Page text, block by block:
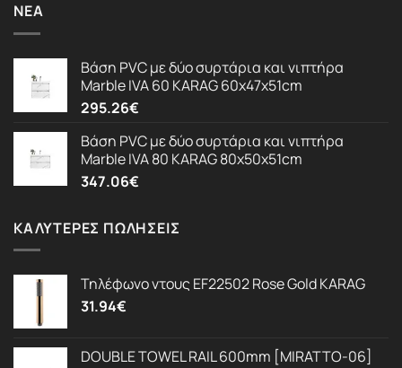
ΝΈΑ
Βάση PVC με δύο συρτάρια και νιπτήρα
Marble IVA 60 KARAG 60x47x51cm
295.26€
Βάση PVC με δύο συρτάρια και νιπτήρα
Marble IVA 80 KARAG 80x50x51cm
347.06€
ΚΑΛΎΤΕΡΕΣ ΠΩΛΉΣΕΙΣ
Τηλέφωνο ντους EF22502 Rose Gold KARAG
31.94€
DOUBLE TOWEL RAIL 600mm [MIRATTO-06]